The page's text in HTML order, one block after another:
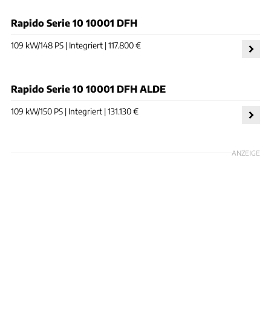
Rapido Serie 10 10001 DFH
109 kW/148 PS | Integriert | 117.800 €
Rapido Serie 10 10001 DFH ALDE
109 kW/150 PS | Integriert | 131.130 €
ANZEIGE